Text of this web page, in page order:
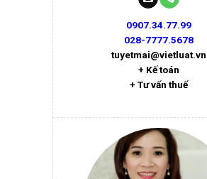
0907.34.77.99
028-7777.5678
tuyetmai@vietluat.vn
+ Kế toán
+ Tư vấn thuế